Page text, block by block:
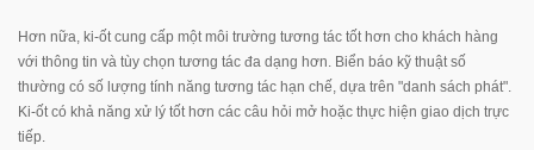
Hơn nữa, ki-ốt cung cấp một môi trường tương tác tốt hơn cho khách hàng
với thông tin và tùy chọn tương tác đa dạng hơn. Biển báo kỹ thuật số
thường có số lượng tính năng tương tác hạn chế, dựa trên "danh sách phát".
Ki-ốt có khả năng xử lý tốt hơn các câu hỏi mở hoặc thực hiện giao dịch trực
tiếp.